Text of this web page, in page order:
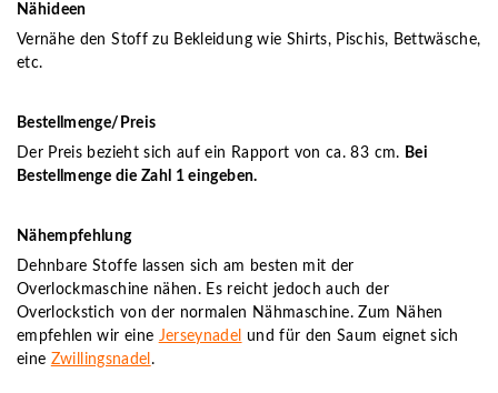
Nähideen
Vernähe den Stoff zu Bekleidung wie Shirts, Pischis, Bettwäsche,
etc.
Bestellmenge/Preis
Der Preis bezieht sich auf ein Rapport von ca. 83 cm. Bei
Bestellmenge die Zahl 1 eingeben.
Nähempfehlung
Dehnbare Stoffe lassen sich am besten mit der
Overlockmaschine nähen. Es reicht jedoch auch der
Overlockstich von der normalen Nähmaschine. Zum Nähen
empfehlen wir eine Jerseynadel
und für den Saum eignet sich
eine Zwillingsnadel .